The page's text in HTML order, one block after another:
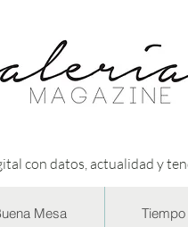
con datos, actualidad y
Mesa